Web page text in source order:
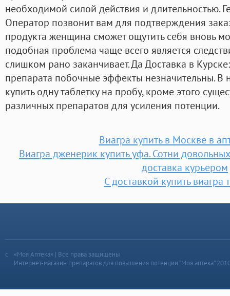
необходимой силой действия и длительностью.
Оператор позвонит вам для подтверждения
продукта женщина сможет ощутить себя вновь
подобная проблема чаще всего является
слишком рано заканчивает. Да Доставка в
препарата побочные эффекты незначительны. В
купить одну таблетку на пробу, кроме этого
различных препаратов для усиления потенции.
Виагра купить в Москве в
Виагра дженерик купить уфа. Сотни
доставка курьером
С доставкой купить виагра
«Моя Аптека» | Все права защищены
Интернет-магазин препаратов для повышения потенции “Моя аптека”